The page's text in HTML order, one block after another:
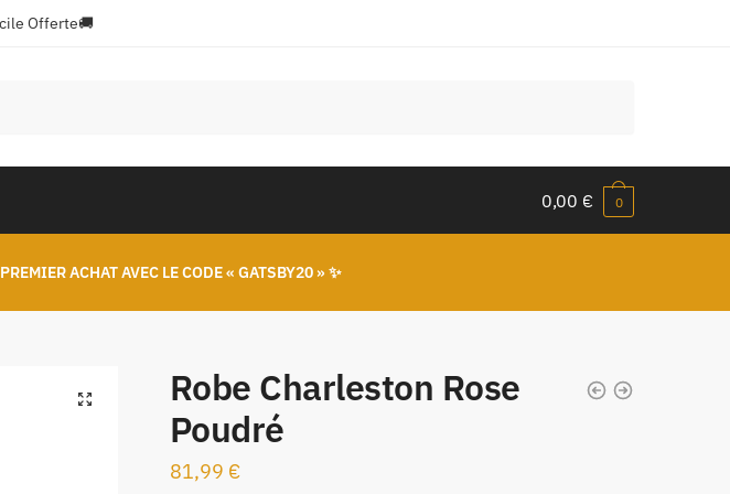
Offerte🚚
0,00 € 0
ACHAT AVEC LE CODE « GATSBY20 » ✨
🔍
Robe Charleston Rose
Poudré
81,99 €